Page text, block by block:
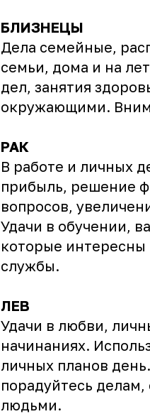
БЛИЗНЕЦЫ
Дела семейные,
семьи, дома и на
дел, занятия
окружающими.
РАК
В работе и личных
прибыль, решение
вопросов,
Удачи в обучении,
которые
службы.
ЛЕВ
Удачи в любви,
начинаниях.
личных планов
порадуйтесь
людьми.